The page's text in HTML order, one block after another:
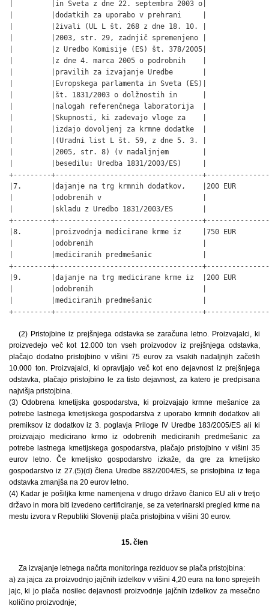
|         |in Sveta z dne 22. septembra 2003 o|
|         |dodatkih za uporabo v prehrani     |
|         |živali (UL L št. 268 z dne 18. 10. |
|         |2003, str. 29, zadnjič spremenjeno |
|         |z Uredbo Komisije (ES) št. 378/2005|
|         |z dne 4. marca 2005 o podrobnih    |
|         |pravilih za izvajanje Uredbe       |
|         |Evropskega parlamenta in Sveta (ES)|
|         |št. 1831/2003 o dolžnostih in      |
|         |nalogah referenčnega laboratorija  |
|         |Skupnosti, ki zadevajo vloge za    |
|         |izdajo dovoljenj za krmne dodatke  |
|         |(Uradni list L št. 59, z dne 5. 3. |
|         |2005, str. 8) (v nadaljnjem        |
|         |besedilu: Uredba 1831/2003/ES)     |
+---------+-----------------------------------
|7.       |dajanje na trg krmnih dodatkov,    |200 EUR
|         |odobrenih v                        |
|         |skladu z Uredbo 1831/2003/ES       |
+---------+-----------------------------------
|8.       |proizvodnja medicirane krme iz     |750 EUR
|         |odobrenih                          |
|         |mediciranih predmešanic            |
+---------+-----------------------------------
|9.       |dajanje na trg medicirane krme iz  |200 EUR
|         |odobrenih                          |
|         |mediciranih predmešanic            |
+---------+-----------------------------------
(2) Pristojbine iz prejšnjega odstavka se zaračuna letno. Proizvajalci, ki
proizvedejo več kot 12.000 ton vseh proizvodov iz prejšnjega odstavka,
plačajo dodatno pristojbino v višini 75 eurov za vsakih nadaljnjih začetih
10.000 ton. Proizvajalci, ki opravljajo več kot eno dejavnost iz prejšnjega
odstavka, plačajo pristojbino le za tisto dejavnost, za katero je predpisana
najvišja pristojbina.
(3) Odobrena kmetijska gospodarstva, ki proizvajajo krmne mešanice za
potrebe lastnega kmetijskega gospodarstva z uporabo krmnih dodatkov ali
premiksov iz dodatkov iz 3. poglavja Priloge IV Uredbe 183/2005/ES ali ki
proizvajajo medicirano krmo iz odobrenih mediciranih predmešanic za
potrebe lastnega kmetijskega gospodarstva, plačajo pristojbino v višini 35
eurov letno. Če kmetijsko gospodarstvo izkaže, da gre za kmetijsko
gospodarstvo iz 27.(5)(d) člena Uredbe 882/2004/ES, se pristojbina iz tega
odstavka zmanjša na 20 eurov letno.
(4) Kadar je pošiljka krme namenjena v drugo državo članico EU ali v tretjo
državo in mora biti izvedeno certificiranje, se za veterinarski pregled krme na
mestu izvora v Republiki Sloveniji plača pristojbina v višini 30 eurov.
15. člen
Za izvajanje letnega načrta monitoringa reziduov se plača pristojbina:
a) za jajca za proizvodnjo jajčnih izdelkov v višini 4,20 eura na tono sprejetih
jajc, ki jo plača nosilec dejavnosti proizvodnje jajčnih izdelkov za mesečno
količino proizvodnje;